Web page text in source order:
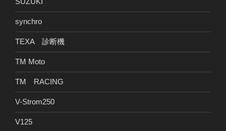
synchro
TEXA 診断機
TM Moto
TM RACING
V-Strom250
V125